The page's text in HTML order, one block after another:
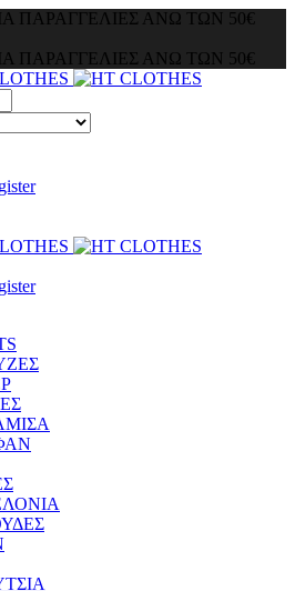
ΠΑΡΑΓΓΕΛΙΕΣ ΑΝΩ ΤΩΝ 50€
ΠΑΡΑΓΓΕΛΙΕΣ ΑΝΩ ΤΩΝ 50€